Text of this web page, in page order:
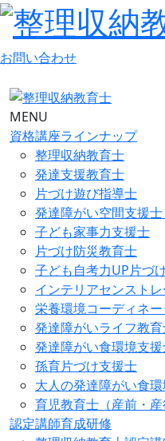
お問い合わせ
MENU
資格講座ラインナップ
整理収納教育士
発達支援教育士
片づけ遊び指導士
発達障がい空間支援
子ども家事力支援士
片づけ防災教育士
子ども自考力UP片づ
インテリアセンスト
栄養環境コーディネ
発達障がいライフ教
発達障がい食環境支
孫育片づけ支援士
大人の発達障がい食
育児教育士（産前・産
認定講師育成研修